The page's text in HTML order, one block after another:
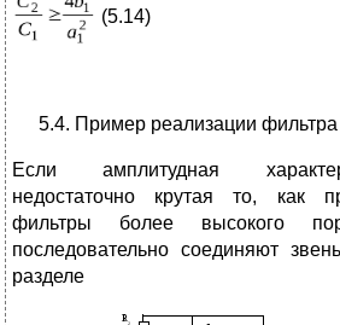
(5.14)
5.4. Пример реализации фильтра
Если амплитудная
недостаточно крутая то, как
фильтры более высокого
последовательно соединяют
разделе